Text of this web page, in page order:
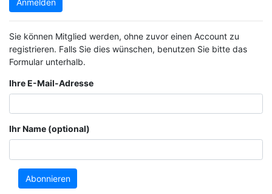
Sie können Mitglied werden, ohne zuvor einen Account zu
registrieren. Falls Sie dies wünschen, benutzen Sie bitte das
Formular unterhalb.
Ihre E-Mail-Adresse
Ihr Name (optional)
Abonnieren